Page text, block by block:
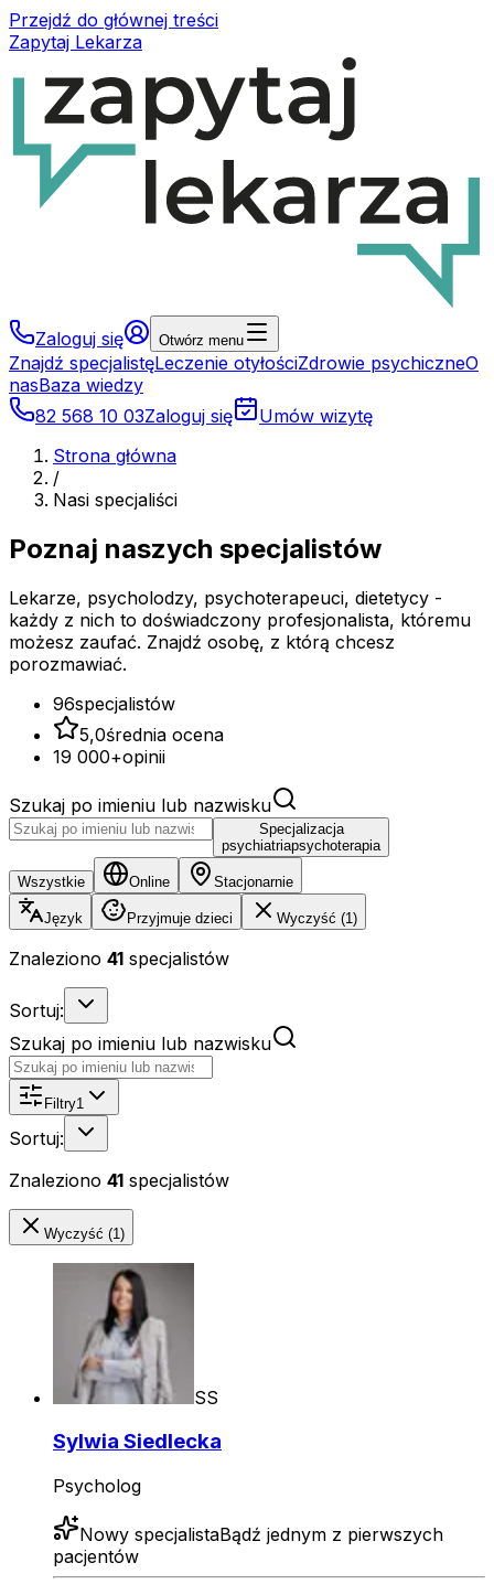
Przejdź do głównej treści
Zapytaj Lekarza
Zaloguj się Otwórz menu
Znajdź specjalistęLeczenie otyłościZdrowie psychiczneO
nasBaza wiedzy
82 568 10 03Zaloguj się
Umów wizytę
Strona główna
/
Nasi specjaliści
Poznaj naszych specjalistów
Lekarze, psycholodzy, psychoterapeuci, dietetycy -
każdy z nich to doświadczony profesjonalista, któremu
możesz zaufać. Znajdź osobę, z którą chcesz
porozmawiać.
96specjalistów
5,0średnia ocena
19 000+opinii
Szukaj po imieniu lub nazwisku
Specjalizacja
psychiatriapsychoterapia
Wszystkie Online Stacjonarnie
Język Przyjmuje dzieci Wyczyść (1)
Znaleziono 41 specjalistów
Sortuj:
Szukaj po imieniu lub nazwisku
Filtry1
Sortuj:
Znaleziono 41 specjalistów
Wyczyść (1)
SS
Sylwia Siedlecka
Psycholog
Nowy specjalistaBądź jednym z pierwszych
pacjentów